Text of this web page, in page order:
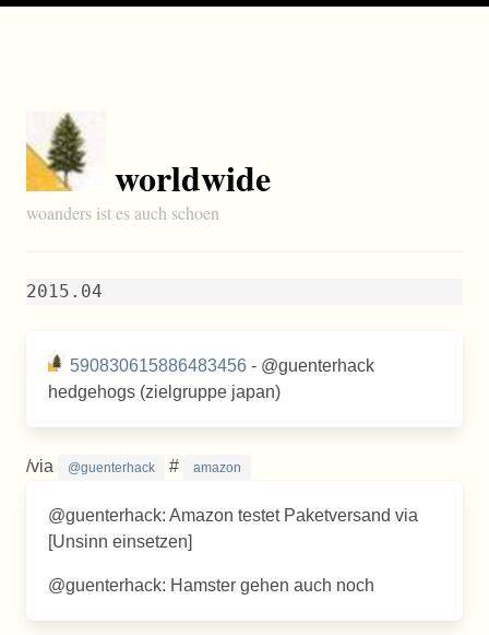
worldwide
woanders ist es auch schoen
2015.04
590830615886483456 - @guenterhack
hedgehogs (zielgruppe japan)
/via @guenterhack # amazon
@guenterhack: Amazon testet Paketversand via
[Unsinn einsetzen]
@guenterhack: Hamster gehen auch noch